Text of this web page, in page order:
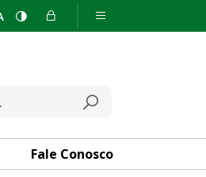
Fale Conosco